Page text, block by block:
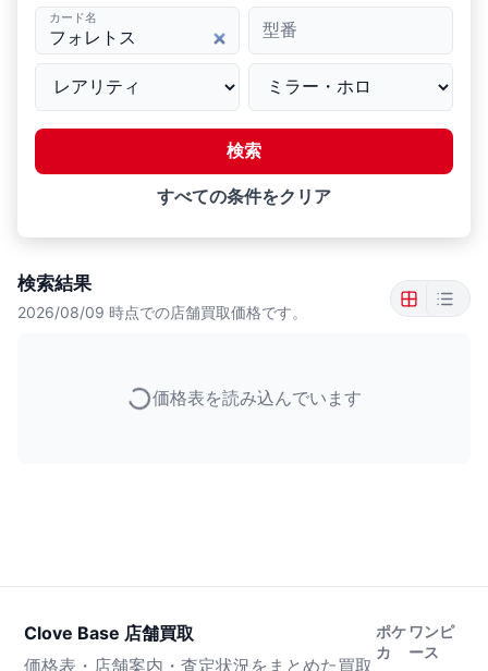
カード名
型番
検索
すべての条件をクリア
検索結果
2026/08/09 時点での店舗買取価格です。
価格表を読み込んでいます
Clove Base 店舗買取
価格表・店舗案内・査定状況をまとめた買取
ポケ
カ
ワンピ
ース